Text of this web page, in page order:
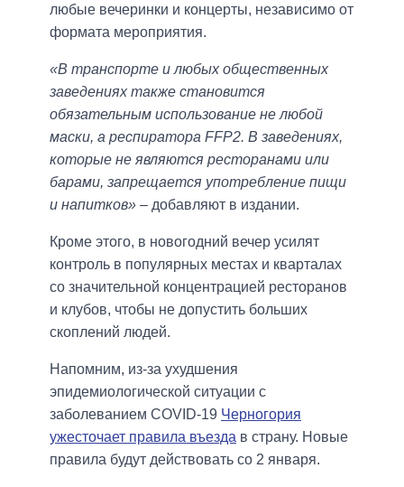
любые вечеринки и концерты, независимо от
формата мероприятия.
«В транспорте и любых общественных
заведениях также становится
обязательным использование не любой
маски, а респиратора FFP2. В заведениях,
которые не являются ресторанами или
барами, запрещается употребление пищи
и напитков» – добавляют в издании.
Кроме этого, в новогодний вечер усилят
контроль в популярных местах и кварталах
со значительной концентрацией ресторанов
и клубов, чтобы не допустить больших
скоплений людей.
Напомним, из-за ухудшения
эпидемиологической ситуации с
заболеванием COVID-19 Черногория
ужесточает правила въезда в страну. Новые
правила будут действовать со 2 января.